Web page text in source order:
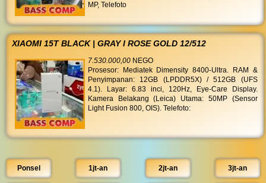
MP, Telefoto
XIAOMI 15T BLACK | GRAY I ROSE GOLD 12/512
7.530.000,00 NEGO
Prosesor: Mediatek Dimensity 8400-Ultra. RAM &
Penyimpanan: 12GB (LPDDR5X) / 512GB (UFS
4.1). Layar: 6.83 inci, 120Hz, Eye-Care Display.
Kamera Belakang (Leica) Utama: 50MP (Sensor
Light Fusion 800, OIS). Telefoto:
Ponsel 1jt-an 2jt-an 3jt-an